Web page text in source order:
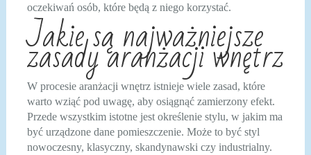
oczekiwań osób, które będą z niego korzystać.
Jakie są najważniejsze
zasady aranżacji wnętrz
W procesie aranżacji wnętrz istnieje wiele zasad, które
warto wziąć pod uwagę, aby osiągnąć zamierzony efekt.
Przede wszystkim istotne jest określenie stylu, w jakim ma
być urządzone dane pomieszczenie. Może to być styl
nowoczesny, klasyczny, skandynawski czy industrialny.